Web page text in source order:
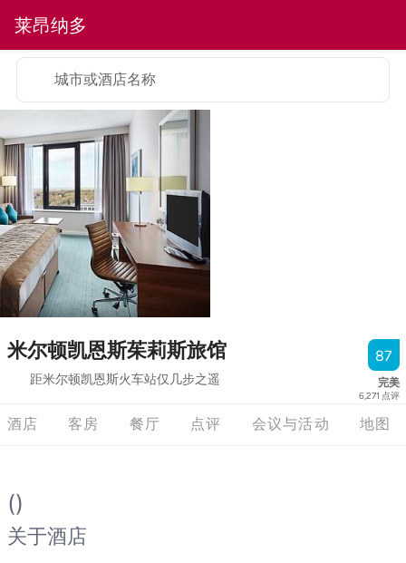
莱昂纳多
米尔顿凯恩斯茱莉斯旅馆
距米尔顿凯恩斯火车站仅几步之遥
87
完美
6,271 点评
城市或酒店名称
酒店 客房 餐厅 点评 会议与活动 地图
()
关于酒店